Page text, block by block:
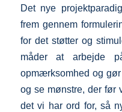
Det nye
frem gennem
for det støtter og
måder at arbejde
opmærksomhed og
og se mønstre, der før
det vi har ord for, så